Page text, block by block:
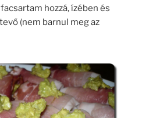
hozzá, ízében és
(nem barnul meg az